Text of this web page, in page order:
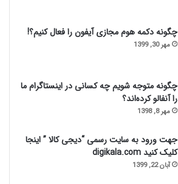
چگونه دکمه هوم مجازی آیفون را فعال کنیم؟!
مهر 30, 1399
چگونه متوجه شویم چه کسانی در اینستاگرام ما
را آنفالو کرده‌اند؟
مهر 8, 1398
جهت ورود به سایت رسمی “دیجی کالا ” اینجا
کلیک کنید digikala.com
آبان 22, 1399